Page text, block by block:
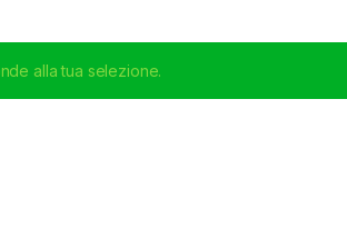
alla tua selezione.